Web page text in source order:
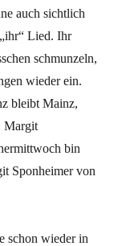
auch sichtlich
Lied. Ihr
schmunzeln,
wieder ein.
bleibt Mainz,
Margit
bin
Sponheimer von
schon wieder in